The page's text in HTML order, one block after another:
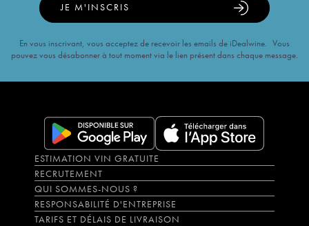
JE M'INSCRIS
En vous inscrivant, vous acceptez de recevoir les emails de iDealwine. Vous
pouvez vous désabonner à tout moment via le lien présent dans chaque message.
ESTIMATION VIN GRATUITE
RECRUTEMENT
QUI SOMMES-NOUS ?
RESPONSABILITÉ D'ENTREPRISE
TARIFS ET DÉLAIS DE LIVRAISON